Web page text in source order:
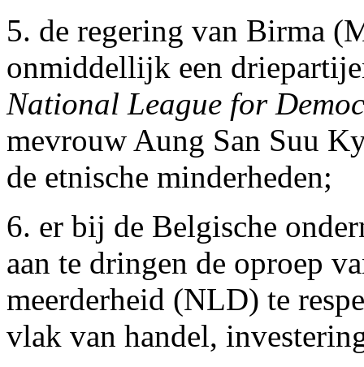
5. de regering van Birma
onmiddellijk een
National League for
mevrouw Aung San Suu
de etnische minderheden;
6. er bij de Belgische
aan te dringen de oproep
meerderheid (NLD) te
vlak van handel,